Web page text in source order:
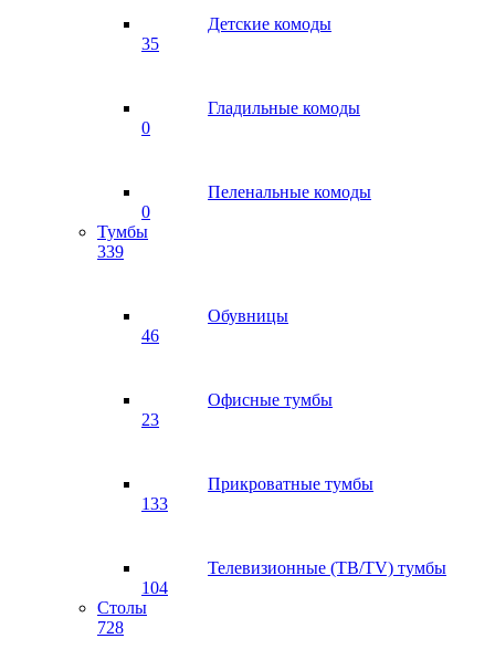
Детские комоды
35
Гладильные комоды
0
Пеленальные комоды
0
Тумбы
339
Обувницы
46
Офисные тумбы
23
Прикроватные тумбы
133
Телевизионные (ТВ/TV) тумбы
104
Столы
728